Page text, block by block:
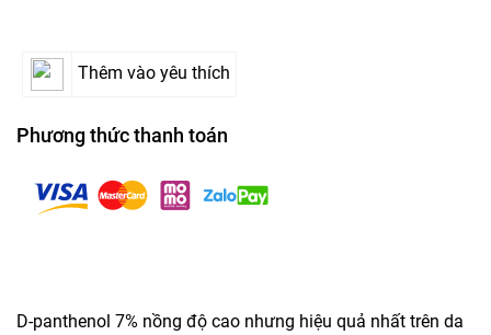
Thêm vào yêu thích
Phương thức thanh toán
D-panthenol 7% nồng độ cao nhưng hiệu quả nhất trên da